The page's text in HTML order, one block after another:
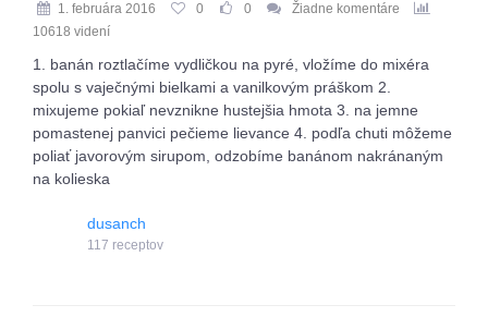
1. februára 2016 0 0
Žiadne komentáre
10618 videní
1. banán roztlačíme vydličkou na pyré, vložíme do mixéra
spolu s vaječnými bielkami a vanilkovým práškom 2.
mixujeme pokiaľ nevznikne hustejšia hmota 3. na jemne
pomastenej panvici pečieme lievance 4. podľa chuti môžeme
poliať javorovým sirupom, odzobíme banánom nakránaným
na kolieska
dusanch
117 receptov